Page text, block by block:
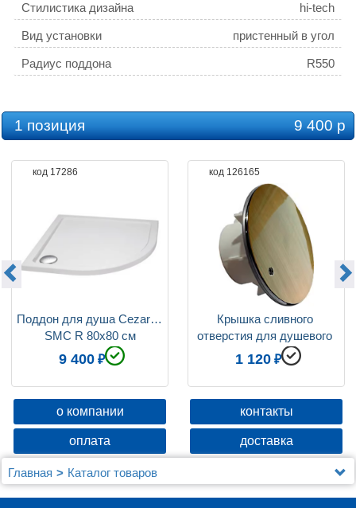
Стилистика дизайна hi-tech
Вид установки пристенный в угол
Радиус поддона R550
1 позиция 9 400 р
код 17286
Поддон для душа Cezares
SMC R 80x80 см
9 400
код 126165
Крышка сливного
отверстия для душевого
поддона Cezares TRAY-
COVER-BR
1 120
о компании контакты
оплата доставка
Главная
Каталог товаров
Душевые уголки, ограждения, поддоны